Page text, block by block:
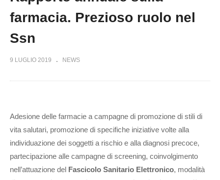
farmacia. Prezioso ruolo nel
Ssn
9 LUGLIO 2019 NEWS
Adesione delle farmacie a campagne di promozione di stili di
vita salutari, promozione di specifiche iniziative volte alla
individuazione dei soggetti a rischio e alla diagnosi precoce,
partecipazione alle campagne di screening, coinvolgimento
nell’attuazione del Fascicolo Sanitario Elettronico, modalità